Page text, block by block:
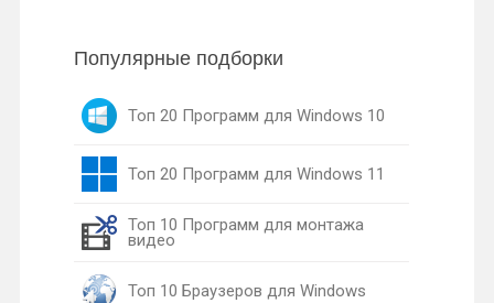
Популярные подборки
Топ 20 Программ для Windows 10
Топ 20 Программ для Windows 11
Топ 10 Программ для монтажа
видео
Топ 10 Браузеров для Windows